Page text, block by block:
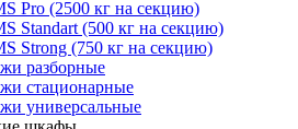
Pro (2500 кг на секцию)
Standart (500 кг на секцию)
Strong (750 кг на секцию)
разборные
стационарные
универсальные